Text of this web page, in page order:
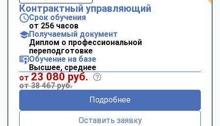
Контрактный управляющий
Срок обучения
от 256 часов
Получаемый документ
Диплом о профессиональной
переподготовке
Обучение на базе
Высшее, среднее
от 23 080 руб.
от 38 467 руб.
Подробнее
Оставить заявку